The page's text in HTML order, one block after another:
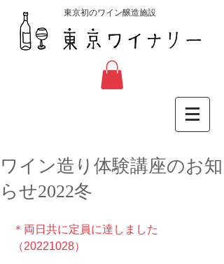
東京初のワイン醸造施設
ワイン造り体験講座のお知
らせ2022冬
＊両日共に定員に達しました
（20221028）